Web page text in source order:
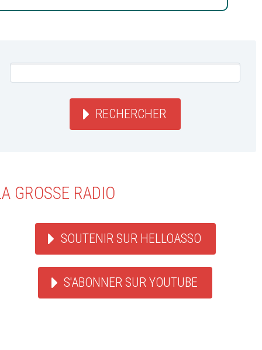
RECHERCHER
GROSSE RADIO
SOUTENIR SUR HELLOASSO
S'ABONNER SUR YOUTUBE